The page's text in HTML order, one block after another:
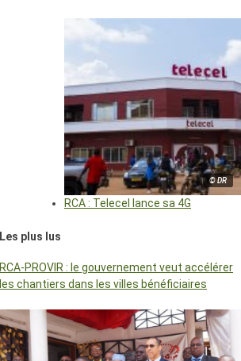
© DR
RCA : Telecel lance sa 4G
Les plus lus
RCA-PROVIR : le gouvernement veut accélérer
les chantiers dans les villes bénéficiaires